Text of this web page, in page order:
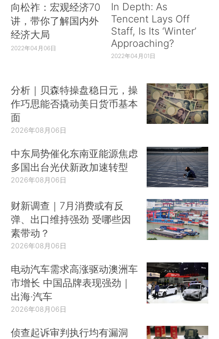
向松祚：宏观经济70
讲，带你了解国内外
经济大局
2022年04月06日
In Depth: As
Tencent Lays Off
Staff, Is Its ‘Winter’
Approaching?
2022年04月01日
分析｜贝森特操盘稳日元，操
作巧思能否撬动美日货币基本
面
2026年08月06日
中东局势催化东南亚能源焦虑
多国出台光伏新政加速转型
2026年08月06日
财新调查｜7月消费或有反
弹、出口维持强劲 受哪些因
素带动？
2026年08月06日
电动汽车需求高涨驱动澳洲车
市增长 中国品牌表现强劲｜
出海·汽车
2026年08月06日
侦查起诉审判执行均有漏洞